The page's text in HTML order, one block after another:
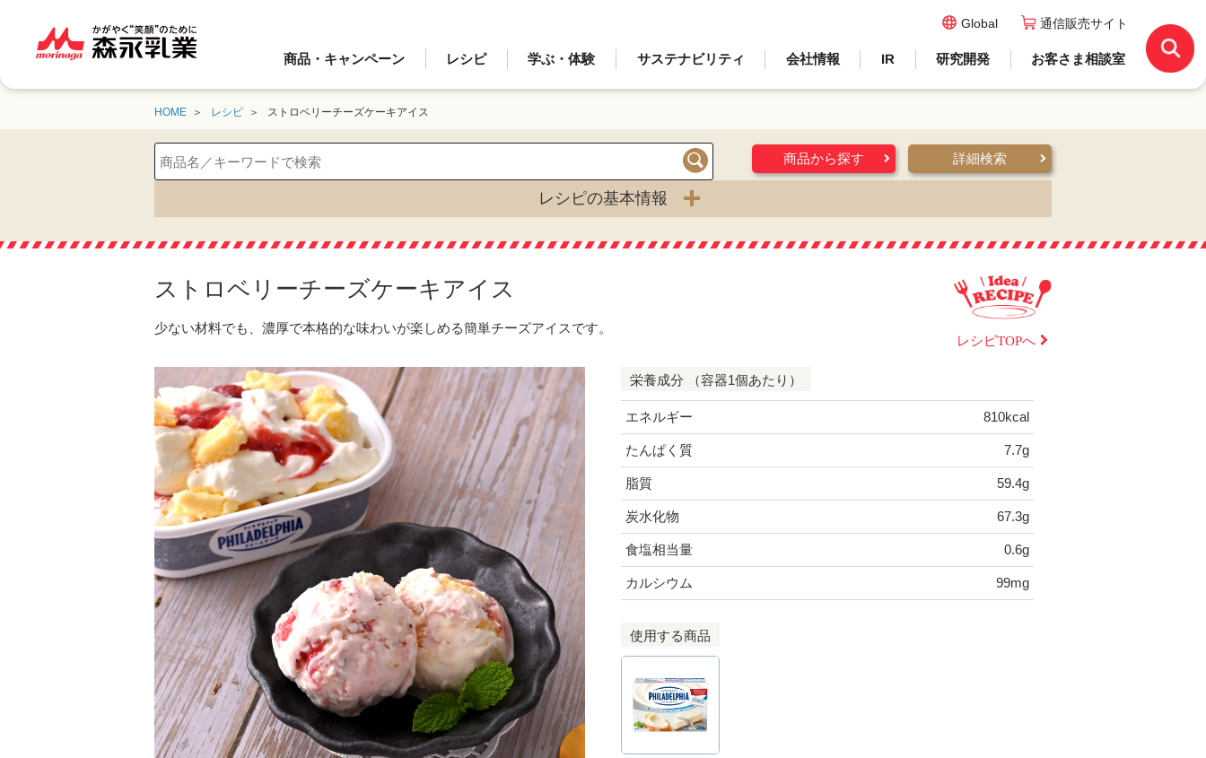
商品・キャンペーン レシピ 学ぶ・体験 サステナビリティ 会社情報 IR 研究開発 お客さま相談室
Global 通信販売サイト
HOME レシピ ストロベリーチーズケーキアイス
検索
商品から探す 詳細検索
レシピの基本情報
ストロベリーチーズケーキアイス
少ない材料でも、濃厚で本格的な味わいが楽しめる簡単チーズアイスです。
レシピTOPへ
栄養成分 （容器1個あたり）
エネルギー 810kcal
たんぱく質 7.7g
脂質 59.4g
炭水化物 67.3g
食塩相当量 0.6g
カルシウム 99mg
使用する商品